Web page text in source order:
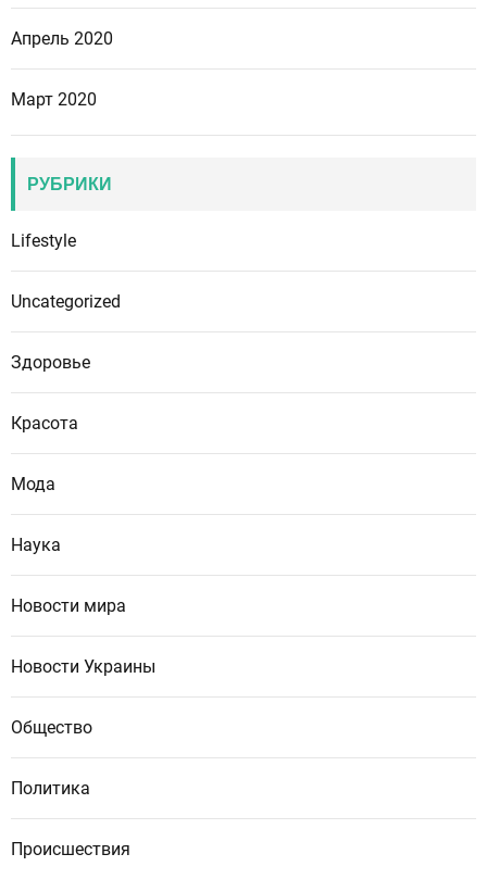
Апрель 2020
Март 2020
РУБРИКИ
Lifestyle
Uncategorized
Здоровье
Красота
Мода
Наука
Новости мира
Новости Украины
Общество
Политика
Происшествия